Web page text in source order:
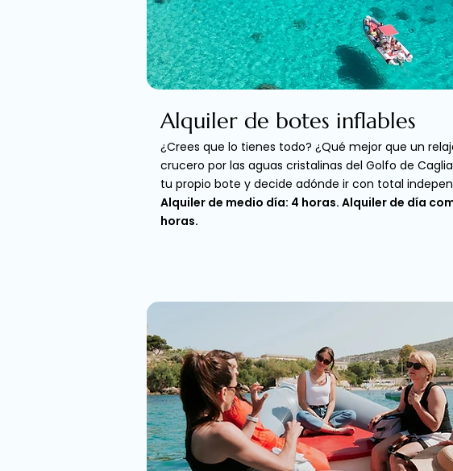
Alquiler de botes inflables
¿Crees que lo tienes todo? ¿Qué mejor que un
crucero por las aguas cristalinas del Golfo de
tu propio bote y decide adónde ir con total
Alquiler de medio día: 4 horas. Alquiler de día
horas.